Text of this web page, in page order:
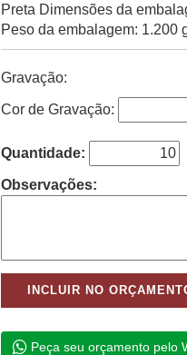
Preta Dimensões da
Peso da embalagem: 1.200
Gravação:
Cor de Gravação:
Quantidade:
Observações:
Peça seu orçamento pelo